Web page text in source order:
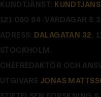
KUNDTJÄNST:
121 060 64 (VARDAGAR
ADRESS: DALAGATAN 32 ,
STOCKHOLM.
CHEFREDAKTÖR OCH
UTGIVARE JONAS